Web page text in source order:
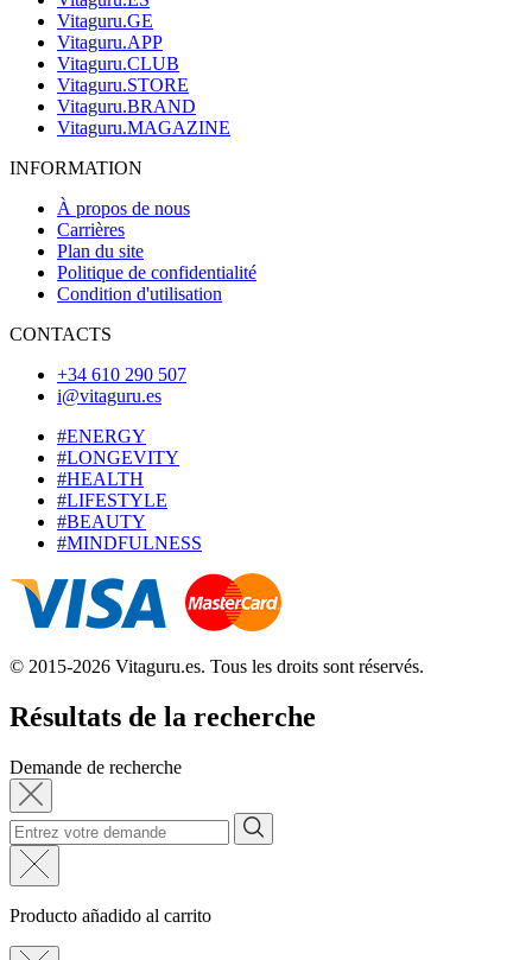
Vitaguru.GE
Vitaguru.APP
Vitaguru.CLUB
Vitaguru.STORE
Vitaguru.BRAND
Vitaguru.MAGAZINE
INFORMATION
À propos de nous
Carrières
Plan du site
Politique de confidentialité
Condition d'utilisation
CONTACTS
+34 610 290 507
i@vitaguru.es
#ENERGY
#LONGEVITY
#HEALTH
#LIFESTYLE
#BEAUTY
#MINDFULNESS
© 2015-2026 Vitaguru.es. Tous les droits sont réservés.
Résultats de la recherche
Demande de recherche
Producto añadido al carrito